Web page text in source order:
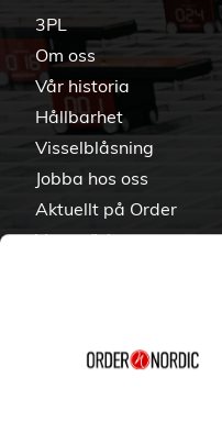
3PL
Om oss
Vår historia
Hållbarhet
Visselblåsning
Jobba hos oss
Aktuellt på Order
Varumärken